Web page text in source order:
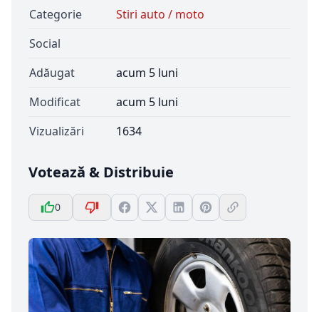
Categorie
Stiri auto / moto
Social
Adăugat
acum 5 luni
Modificat
acum 5 luni
Vizualizări
1634
Votează & Distribuie
0